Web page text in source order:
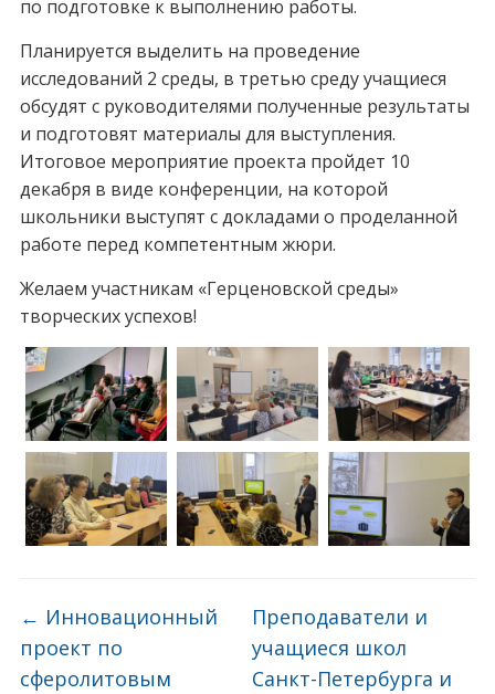
по подготовке к выполнению работы.
Планируется выделить на проведение
исследований 2 среды, в третью среду учащиеся
обсудят с руководителями полученные результаты
и подготовят материалы для выступления.
Итоговое мероприятие проекта пройдет 10
декабря в виде конференции, на которой
школьники выступят с докладами о проделанной
работе перед компетентным жюри.
Желаем участникам «Герценовской среды»
творческих успехов!
← Инновационный
проект по
сферолитовым
Преподаватели и
учащиеся школ
Санкт-Петербурга и